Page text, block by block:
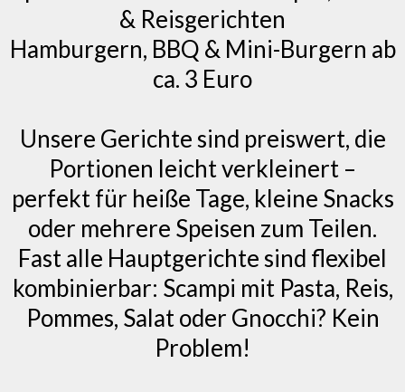
& Reisgerichten
Hamburgern, BBQ & Mini-Burgern ab
ca. 3 Euro
Unsere Gerichte sind preiswert, die
Portionen leicht verkleinert –
perfekt für heiße Tage, kleine Snacks
oder mehrere Speisen zum Teilen.
Fast alle Hauptgerichte sind flexibel
kombinierbar: Scampi mit Pasta, Reis,
Pommes, Salat oder Gnocchi? Kein
Problem!